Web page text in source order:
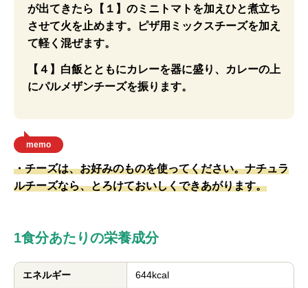
が出てきたら【１】のミニトマトを加えひと煮立ち
させて火を止めます。ピザ用ミックスチーズを加え
て軽く混ぜます。
【４】白飯とともにカレーを器に盛り、カレーの上
にパルメザンチーズを振ります。
memo
・チーズは、お好みのものを使ってください。ナチュラ
ルチーズなら、とろけておいしくできあがります。
1食分あたりの栄養成分
エネルギー 644kcal